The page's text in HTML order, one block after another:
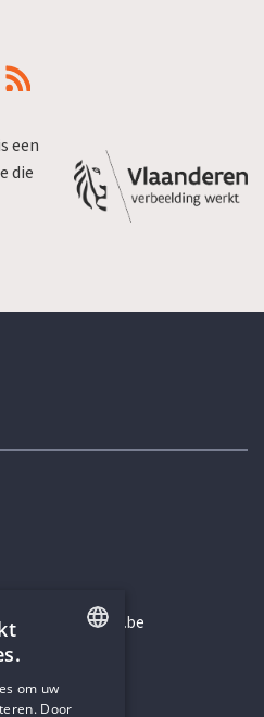
een
die
DUTCH
om uw
Door